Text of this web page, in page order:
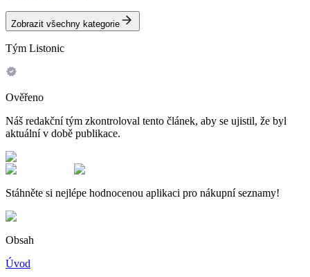
Zobrazit všechny kategorie
Tým Listonic
Ověřeno
Náš redakční tým zkontroloval tento článek, aby se ujistil, že byl
aktuální v době publikace.
Stáhněte si nejlépe hodnocenou aplikaci pro nákupní seznamy!
Obsah
Úvod